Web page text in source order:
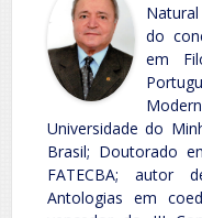
do
em
Universidade do
Brasil; Doutorado
FATECBA; autor
Antologias em